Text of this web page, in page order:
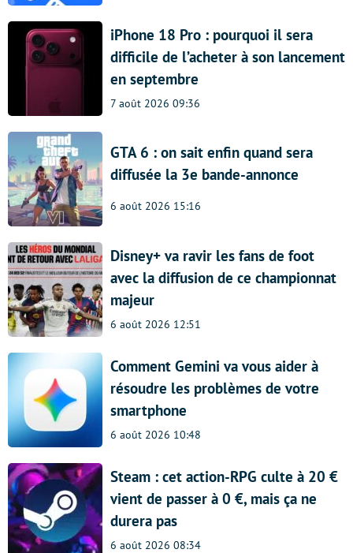
iPhone 18 Pro : pourquoi il sera
difficile de l’acheter à son lancement
en septembre
7 août 2026 09:36
GTA 6 : on sait enfin quand sera
diffusée la 3e bande-annonce
6 août 2026 15:16
Disney+ va ravir les fans de foot
avec la diffusion de ce championnat
majeur
6 août 2026 12:51
Comment Gemini va vous aider à
résoudre les problèmes de votre
smartphone
6 août 2026 10:48
Steam : cet action-RPG culte à 20 €
vient de passer à 0 €, mais ça ne
durera pas
6 août 2026 08:34